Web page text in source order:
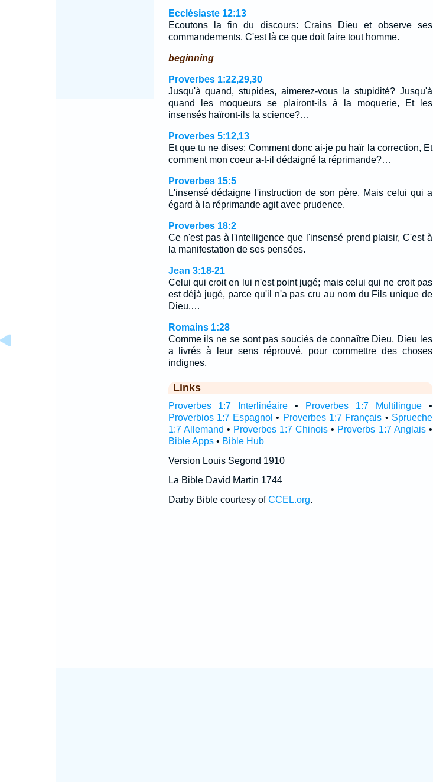
Ecclésiaste 12:13
Ecoutons la fin du discours: Crains Dieu et observe ses
commandements. C'est là ce que doit faire tout homme.
beginning
Proverbes 1:22,29,30
Jusqu'à quand, stupides, aimerez-vous la stupidité? Jusqu'à
quand les moqueurs se plairont-ils à la moquerie, Et les
insensés haïront-ils la science?…
Proverbes 5:12,13
Et que tu ne dises: Comment donc ai-je pu haïr la correction, Et
comment mon coeur a-t-il dédaigné la réprimande?…
Proverbes 15:5
L'insensé dédaigne l'instruction de son père, Mais celui qui a
égard à la réprimande agit avec prudence.
Proverbes 18:2
Ce n'est pas à l'intelligence que l'insensé prend plaisir, C'est à
la manifestation de ses pensées.
Jean 3:18-21
Celui qui croit en lui n'est point jugé; mais celui qui ne croit pas
est déjà jugé, parce qu'il n'a pas cru au nom du Fils unique de
Dieu.…
Romains 1:28
Comme ils ne se sont pas souciés de connaître Dieu, Dieu les
a livrés à leur sens réprouvé, pour commettre des choses
indignes,
Links
Proverbes 1:7 Interlinéaire • Proverbes 1:7 Multilingue •
Proverbios 1:7 Espagnol • Proverbes 1:7 Français • Sprueche
1:7 Allemand • Proverbes 1:7 Chinois • Proverbs 1:7 Anglais•
Bible Apps• Bible Hub
Version Louis Segond 1910
La Bible David Martin 1744
Darby Bible courtesy ofCCEL.org.